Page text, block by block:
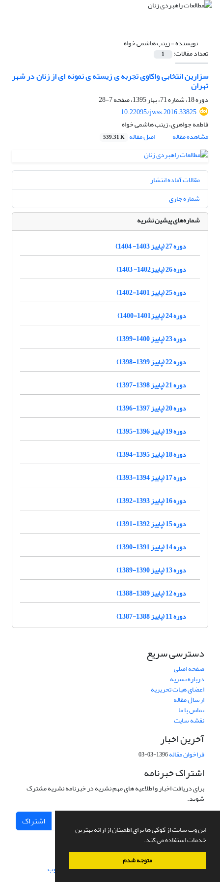
این وب سایت از کوکی ها برای اطمینان از ارائه بهترین
خدمات استفاده می کند.
متوجه شدم
نویسنده =زینب هاشمی خواه
تعداد مقالات: 1
سزارین انتخابی واکاوی تجربه ی زیسته ی نمونه ای از زنان در شهر
تهران
دوره 18، شماره 71، بهار 1395، صفحه
7-28
10.22095/jwss.2016.33825
فاطمه جواهری، زینب هاشمی خواه
مشاهده مقاله
اصل مقاله 539.31 K
مقالات آماده انتشار
شماره جاری
شماره‌های پیشین نشریه
دوره 27 (پاییز 1403- 1404)
دوره 26 (پاییز1402- 1403)
دوره 25 (پاییز 1401-1402)
دوره 24 (پاییز1401-1400)
دوره 23 (پاییز 1400-1399)
دوره 22 (پاییز 1399-1398)
دوره 21 (پاییز 1398-1397)
دوره 20 (پاییز 1397-1396)
دوره 19 (پاییز 1396-1395)
دوره 18 (پاییز 1395-1394)
دوره 17 (پاییز 1394-1393)
دوره 16 (پاییز 1393-1392)
دوره 15 (پاییز 1392-1391)
دوره 14 (پاییز 1391-1390)
دوره 13 (پاییز 1390-1389)
دوره 12 (پاییز 1389-1388)
دوره 11 (پاییز 1388-1387)
دسترسی سریع
صفحه اصلی
درباره نشریه
اعضای هیات تحریریه
ارسال مقاله
تماس با ما
نقشه سایت
آخرین اخبار
فراخوان مقاله1396-03-03
اشتراک خبرنامه
برای دریافت اخبار و اطلاعیه های مهم نشریه در خبرنامه نشریه مشترک
شوید.
اشتراک
سامانه مدیریت نشریات علمی.طراحی و پیاده سازی از سیناوب